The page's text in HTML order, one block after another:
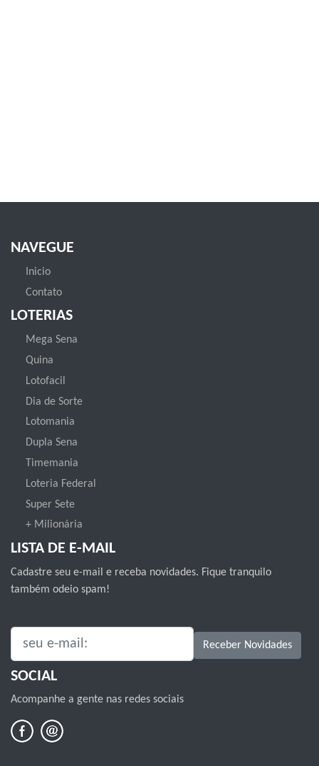
NAVEGUE
Inicio
Contato
LOTERIAS
Mega Sena
Quina
Lotofacil
Dia de Sorte
Lotomania
Dupla Sena
Timemania
Loteria Federal
Super Sete
+ Milionária
LISTA DE E-MAIL
Cadastre seu e-mail e receba novidades. Fique tranquilo
também odeio spam!
SEU E-MAIL: Receber Novidades
SOCIAL
Acompanhe a gente nas redes sociais